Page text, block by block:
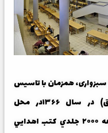
سبزواری، همزمان با تاسيس
دانشگاه (تربیت معلم سابق) در سال ۱۳۶۶در محل
ساختمان قديم آن، با مجموعه ۲۰۰۰ جلدي کتب اهدايي